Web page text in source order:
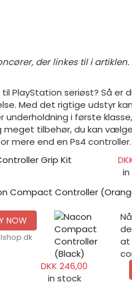
der linkes til i
PlayStation seriøst? Så er
Med det rigtige udstyr
i første
tilbehør, du kan
mere end en Ps4 controller.
Grip Kit
Compact Controller
NOW
DKK 246,00
in stock
at